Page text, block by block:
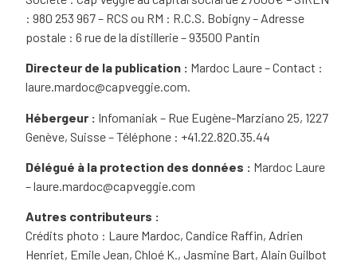
: 980 253 967– RCS ou RM : R.C.S. Bobigny– Adresse
postale : 6 rue de la distillerie – 93500 Pantin
Directeur de la publication : Mardoc Laure– Contact :
laure.mardoc@capveggie.com.
Hébergeur : Infomaniak – Rue Eugène-Marziano 25, 1227
Genève, Suisse – Téléphone : +41.22.820.35.44
Délégué à la protection des données : Mardoc Laure
–laure.mardoc@capveggie.com
Autres contributeurs :
Crédits photo : Laure Mardoc, Candice Raffin, Adrien
Henriet, Emile Jean, Chloé K., Jasmine Bart, Alain Guilbot